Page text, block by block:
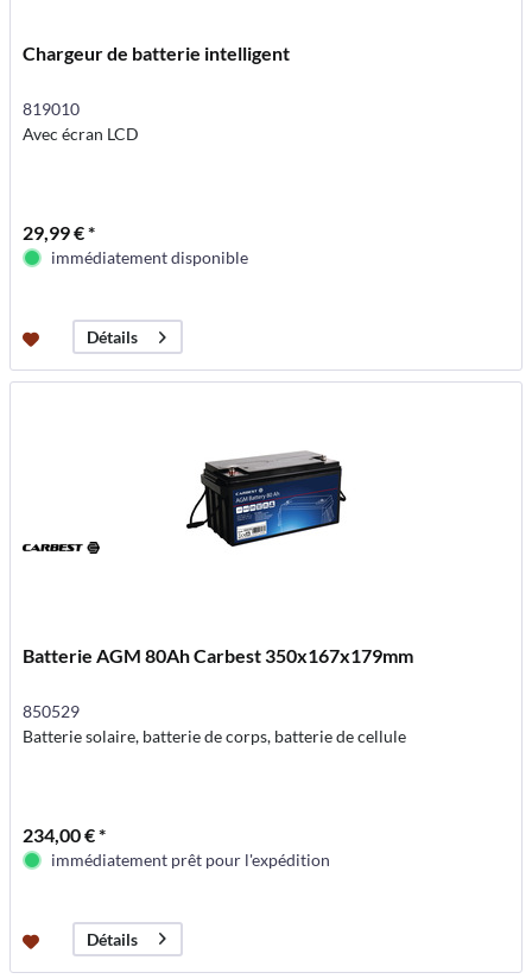
Chargeur de batterie intelligent
819010
Avec écran LCD
29,99 € *
immédiatement disponible
Détails
Batterie AGM 80Ah Carbest 350x167x179mm
850529
Batterie solaire, batterie de corps, batterie de cellule
234,00 € *
immédiatement prêt pour l'expédition
Détails